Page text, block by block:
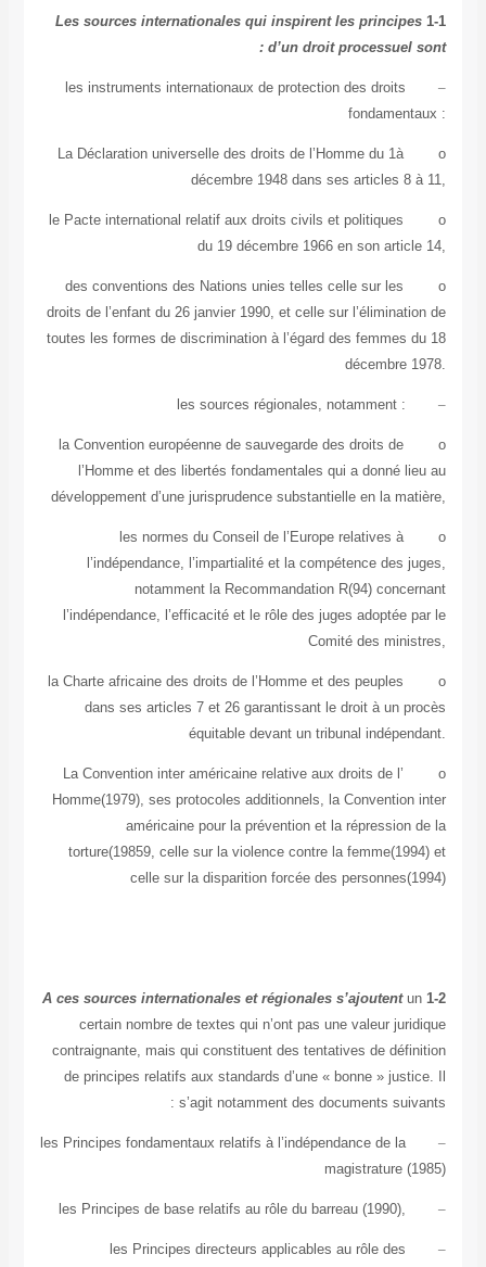
Les sources internationales qui inspirent les
d’un droit
les instruments internationaux de protection des droits
La Déclaration universelle des droits de l’Homme du 1à
décembre 1948 dans ses articles
le Pacte international relatif aux droits civils et politiques
du 19 décembre 1966 en son
des conventions des Nations unies telles celle sur les
droits de l’enfant du 26 janvier 1990, et celle sur
toutes les formes de discrimination à l’égard des
les sources régionales, notamment :
la Convention européenne de sauvegarde des droits de
l’Homme et des libertés fondamentales qui a donné
développement d’une jurisprudence substantielle en la
les normes du Conseil de l’Europe relatives à
l’indépendance, l’impartialité et la compétence des
notamment la Recommandation R(94)
l’indépendance, l’efficacité et le rôle des juges
Comité des
la Charte africaine des droits de l’Homme et des peuples
dans ses articles 7 et 26 garantissant le droit à un
équitable devant un tribunal
La Convention inter américaine relative aux droits de l’
Homme(1979), ses protocoles additionnels, la
américaine pour la prévention et la
torture(19859, celle sur la violence contre la
celle sur la disparition forcée des
A ces sources internationales et régionales s’ajoutent
certain nombre de textes qui n’ont pas une valeur
contraignante, mais qui constituent des tentatives de
de principes relatifs aux standards d’une « bonne »
s’agit notamment des documents
les Principes fondamentaux relatifs à l’indépendance de la
magistrature
les Principes de base relatifs au rôle du barreau (1990),
les Principes directeurs applicables au rôle des